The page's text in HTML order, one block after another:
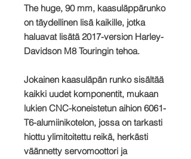
The huge, 90 mm, kaasuläppärunko
on täydellinen lisä kaikille, jotka
haluavat lisätä 2017-version Harley-
Davidson M8 Touringin tehoa.
Jokainen kaasuläpän runko sisältää
kaikki uudet komponentit, mukaan
lukien CNC-koneistetun aihion 6061-
T6-alumiinikotelon, jossa on tarkasti
hiottu ylimitoitettu reikä, herkästi
väännetty servomoottori ja